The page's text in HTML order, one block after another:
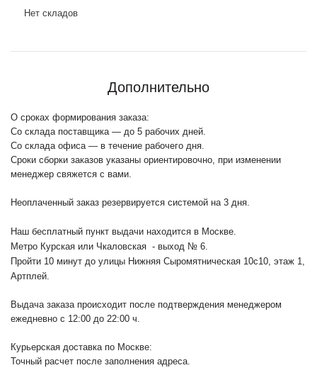
Нет складов
Дополнительно
О сроках формирования заказа:
Со склада поставщика — до 5 рабочих дней.
Со склада офиса — в течение рабочего дня.
Сроки сборки заказов указаны ориентировочно, при изменении
менеджер свяжется с вами.
Неоплаченный заказ резервируется системой на 3 дня.
Наш бесплатный пункт выдачи находится в Москве.
Метро Курская или Чкаловская - выход № 6.
Пройти 10 минут до улицы Нижняя Сыромятническая 10с10, этаж 1,
Артплей.
Выдача заказа происходит после подтверждения менеджером
ежедневно с 12:00 до 22:00 ч.
Курьерская доставка по Москве:
Точный расчет после заполнения адреса.